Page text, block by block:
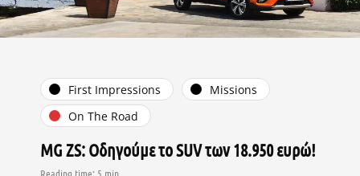
First Impressions
Missions
On The Road
MG ZS: Οδηγούμε το SUV των 18.950 ευρώ!